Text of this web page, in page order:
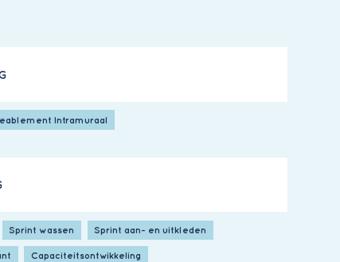
Intramuraal
Sprint wassen Sprint aan- en uitkleden
Capaciteitsontwikkeling